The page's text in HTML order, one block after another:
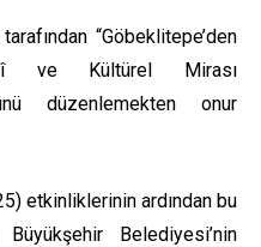
“Göbeklitepe’den
ve Kültürel Mirası
düzenlemekten onur
etkinliklerinin ardından bu
Belediyesi’nin